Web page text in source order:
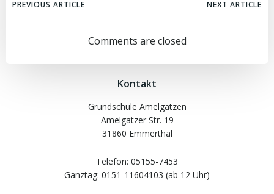
Beitragsnavigation
PREVIOUS ARTICLE NEXT ARTICLE
Comments are closed
Kontakt
Grundschule Amelgatzen
Amelgatzer Str. 19
31860 Emmerthal
Telefon: 05155-7453
Ganztag: 0151-11604103 (ab 12 Uhr)